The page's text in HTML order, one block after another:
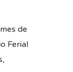
de
Ferial